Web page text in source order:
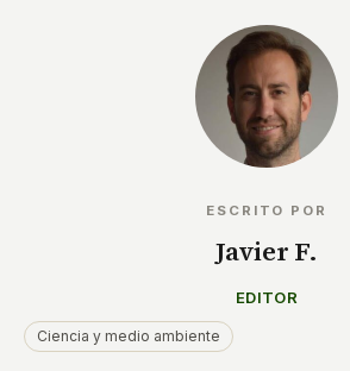
ESCRITO POR
Javier F.
EDITOR
Ciencia y medio ambiente